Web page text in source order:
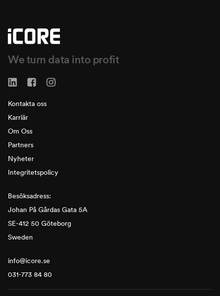
We turn data into profit
Kontakta oss
Karriär
Om Oss
Partners
Nyheter
Integritetspolicy
Besöksadress:
Johan På Gårdas Gata 5A
SE-412 50 Göteborg
Sweden
info@icore.se
031-773 84 80